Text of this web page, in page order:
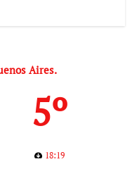
Aires.
5º
18:19